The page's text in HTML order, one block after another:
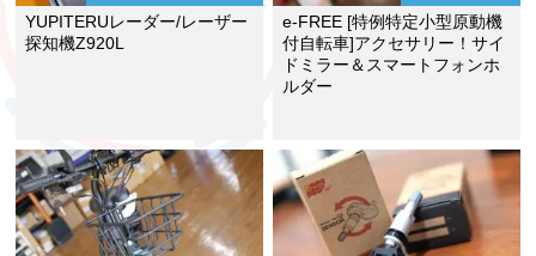
YUPITERUレーダー/レーザー
探知機Z920L
e-FREE [特例特定小型原動機
付自転車]アクセサリー！サイ
ドミラー＆スマートフォンホ
ルダー